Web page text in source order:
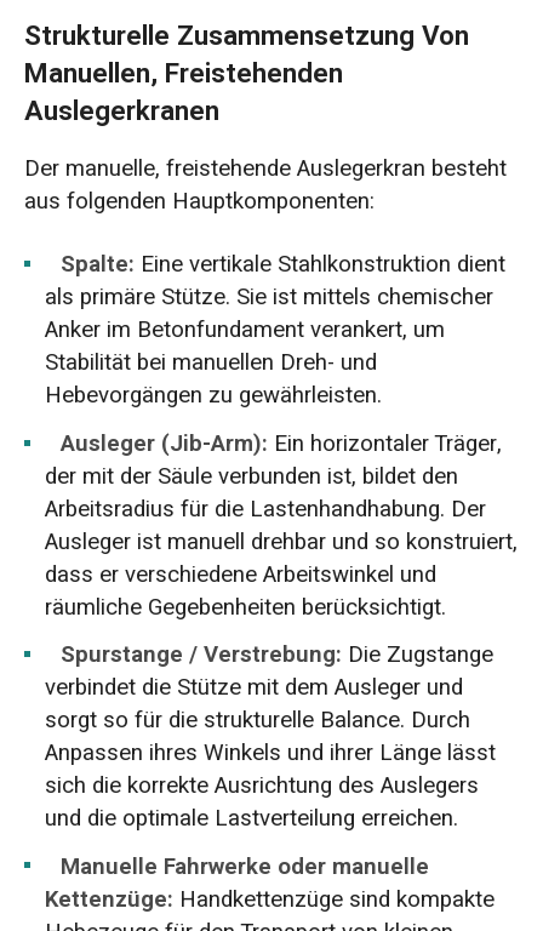
Strukturelle Zusammensetzung Von
Manuellen, Freistehenden
Auslegerkranen
Der manuelle, freistehende Auslegerkran besteht
aus folgenden Hauptkomponenten:
Spalte: Eine vertikale Stahlkonstruktion dient
als primäre Stütze. Sie ist mittels chemischer
Anker im Betonfundament verankert, um
Stabilität bei manuellen Dreh- und
Hebevorgängen zu gewährleisten.
Ausleger (Jib-Arm): Ein horizontaler Träger,
der mit der Säule verbunden ist, bildet den
Arbeitsradius für die Lastenhandhabung. Der
Ausleger ist manuell drehbar und so konstruiert,
dass er verschiedene Arbeitswinkel und
räumliche Gegebenheiten berücksichtigt.
Spurstange / Verstrebung: Die Zugstange
verbindet die Stütze mit dem Ausleger und
sorgt so für die strukturelle Balance. Durch
Anpassen ihres Winkels und ihrer Länge lässt
sich die korrekte Ausrichtung des Auslegers
und die optimale Lastverteilung erreichen.
Manuelle Fahrwerke oder manuelle
Kettenzüge: Handkettenzüge sind kompakte